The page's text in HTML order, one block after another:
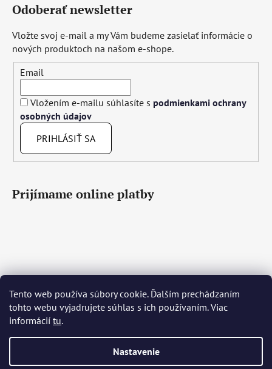
Tento web používa súbory cookie. Ďalším prechádzaním
tohto webu vyjadrujete súhlas s ich používaním. Viac
informácií tu.
Nastavenie
Odoberať newsletter
Vložte svoj e-mail a my Vám budeme zasielať informácie o
nových produktoch na našom e-shope.
Email
Vložením e-mailu súhlasíte s podmienkami ochrany
osobných údajov
PRIHLÁSIŤ SA
Prijímame online platby
Čeština Slovenčina English Deutsch Magyar
Język polski Română Italiano Español Français
Português
Nederlands Українська Ελληνικά Svenska Dansk